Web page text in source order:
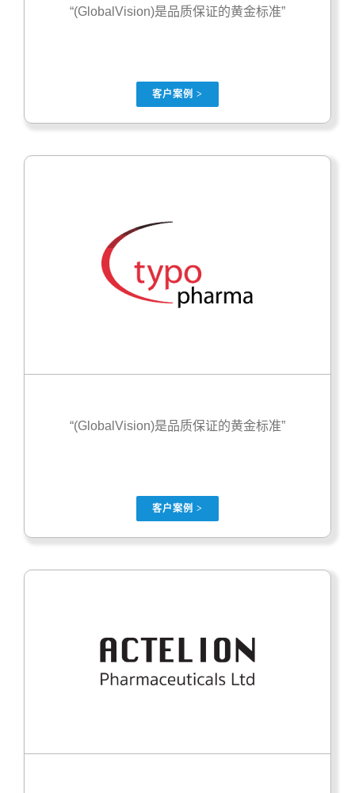
“(GlobalVision)是品质保证的黄金标准”
客户案例 >
“(GlobalVision)是品质保证的黄金标准”
客户案例 >